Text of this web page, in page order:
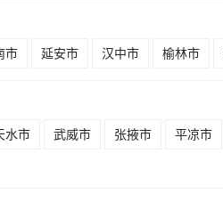
市 延安市 汉中市 榆林市
水市 武威市 张掖市 平凉市